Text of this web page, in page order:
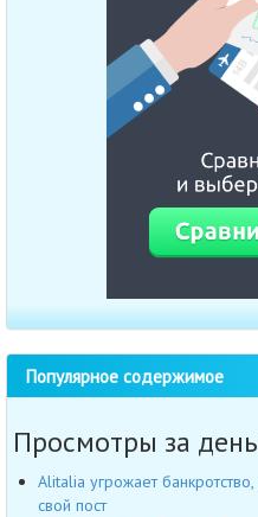
Популярное содержимое
Просмотры за
Alitalia угрожает
свой пост